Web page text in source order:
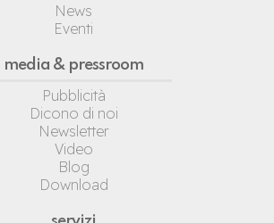
News
Eventi
media & pressroom
Pubblicità
Dicono di noi
Newsletter
Video
Blog
Download